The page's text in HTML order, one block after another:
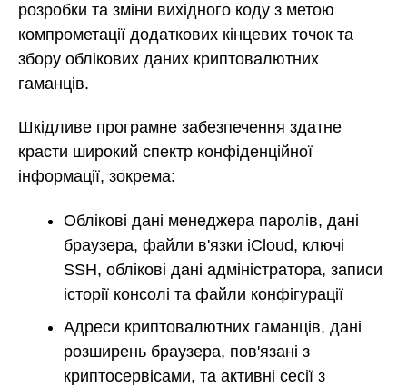
розробки та зміни вихідного коду з метою
компрометації додаткових кінцевих точок та
збору облікових даних криптовалютних
гаманців.
Шкідливе програмне забезпечення здатне
красти широкий спектр конфіденційної
інформації, зокрема:
Облікові дані менеджера паролів, дані
браузера, файли в'язки iCloud, ключі
SSH, облікові дані адміністратора, записи
історії консолі та файли конфігурації
Адреси криптовалютних гаманців, дані
розширень браузера, пов'язані з
криптосервісами, та активні сесії з